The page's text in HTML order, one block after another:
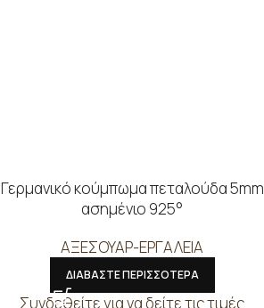
Γερμανικό κούμπωμα πεταλούδα 5mm
ασημένιο 925°
ΑΞΕΣΟΥΑΡ-ΕΡΓΑΛΕΙΑ
ΔΙΑΒΑΣΤΕ ΠΕΡΙΣΣΟΤΕΡΑ
Συνδεθείτε για να δείτε τις τιμές